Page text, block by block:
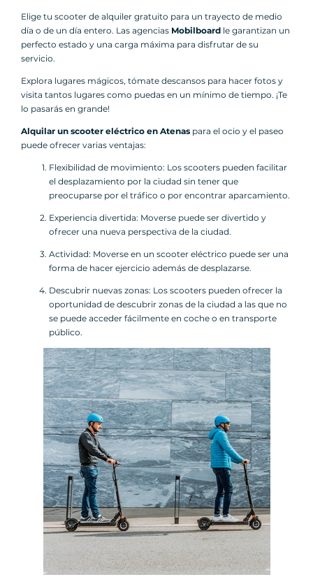
Elige tu scooter de alquiler gratuito para un trayecto de medio
día o de un día entero. Las agencias Mobilboard le garantizan un
perfecto estado y una carga máxima para disfrutar de su
servicio.
Explora lugares mágicos, tómate descansos para hacer fotos y
visita tantos lugares como puedas en un mínimo de tiempo. ¡Te
lo pasarás en grande!
Alquilar un scooter eléctrico en Atenas para el ocio y el paseo
puede ofrecer varias ventajas:
Flexibilidad de movimiento: Los scooters pueden facilitar
el desplazamiento por la ciudad sin tener que
preocuparse por el tráfico o por encontrar aparcamiento.
Experiencia divertida: Moverse puede ser divertido y
ofrecer una nueva perspectiva de la ciudad.
Actividad: Moverse en un scooter eléctrico puede ser una
forma de hacer ejercicio además de desplazarse.
Descubrir nuevas zonas: Los scooters pueden ofrecer la
oportunidad de descubrir zonas de la ciudad a las que no
se puede acceder fácilmente en coche o en transporte
público.